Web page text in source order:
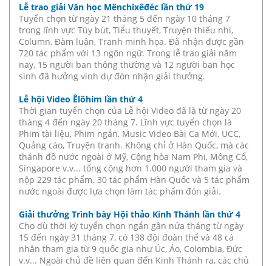
Lễ trao giải Văn học Mênchixêđéc lần thứ 19
Tuyển chọn từ ngày 21 tháng 5 đến ngày 10 tháng 7
trong lĩnh vực Tùy bút, Tiểu thuyết, Truyện thiếu nhi,
Column, Đàm luận, Tranh minh họa. Đã nhận được gần
720 tác phẩm với 13 ngôn ngữ. Trong lễ trao giải năm
nay, 15 người ban thông thường và 12 người ban học
sinh đã hưởng vinh dự đón nhận giải thưởng.
Lễ hội Video Êlôhim lần thứ 4
Thời gian tuyển chọn của Lễ hội Video đã là từ ngày 20
tháng 4 đến ngày 20 tháng 7. Lĩnh vực tuyển chọn là
Phim tài liệu, Phim ngắn, Music Video Bài Ca Mới, UCC,
Quảng cáo, Truyện tranh. Không chỉ ở Hàn Quốc, mà các
thánh đồ nước ngoài ở Mỹ, Cộng hòa Nam Phi, Mông Cổ,
Singapore v.v... tổng cộng hơn 1.000 người tham gia và
nộp 229 tác phẩm. 30 tác phẩm Hàn Quốc và 5 tác phẩm
nước ngoài được lựa chọn làm tác phẩm đón giải.
Giải thưởng Trình bày Hội thảo Kinh Thánh lần thứ 4
Cho dù thời kỳ tuyển chọn ngắn gần nửa tháng từ ngày
15 đến ngày 31 tháng 7, có 138 đội đoàn thể và 48 cá
nhân tham gia từ 9 quốc gia như Úc, Áo, Colombia, Đức
v.v... Ngoài chủ đề liên quan đến Kinh Thánh ra, các chủ